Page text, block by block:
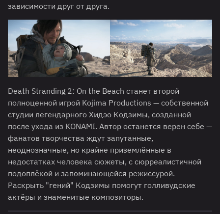
зависимости друг от друга.
Death Stranding 2: On the Beach станет второй
полноценной игрой Kojima Productions — собственной
студии легендарного Хидэо Кодзимы, созданной
после ухода из KONAMI. Автор останется верен себе —
фанатов творчества ждут запутанные,
неоднозначные, но крайне приземлённые в
недостатках человека сюжеты, с сюрреалистичной
подоплёкой и запоминающейся режиссурой.
Раскрыть "гений" Кодзимы помогут голливудские
актёры и знаменитые композиторы.